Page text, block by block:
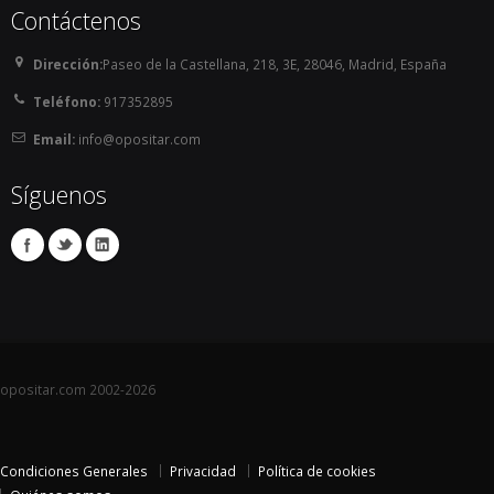
SOLICITA MÁS INFORMACIÓN
SOLICITA MÁS INFORMACIÓN
Contáctenos
Dirección:Paseo de la Castellana, 218, 3E, 28046, Madrid, España
Teléfono: 917352895
Email:info@opositar.com
Síguenos
opositar.com 2002-2026
Condiciones Generales Privacidad
Política de cookies